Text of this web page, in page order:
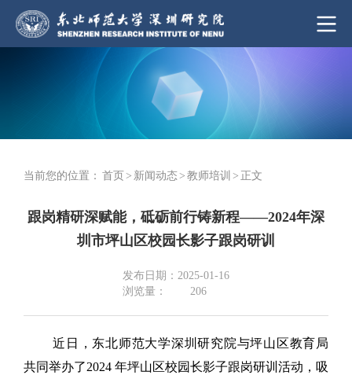
当前您的位置： 首页> 新闻动态> 教师培训 > 正文
跟岗精研深赋能，砥砺前行铸新程——2024年深
圳市坪山区校园长影子跟岗研训
发布日期：2025-01-16
浏览量：
206
近日，东北师范大学深圳研究院与坪山区教育局
共同举办了2024 年坪山区校园长影子跟岗研训活动，吸